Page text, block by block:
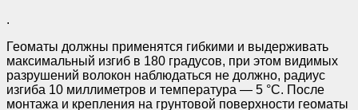
.
Геоматы должны применятся гибкими и выдерживать
максимальный изгиб в 180 градусов, при этом видимых
разрушений волокон наблюдаться не должно, радиус
изгиба 10 миллиметров и температура — 5 °С. После
монтажа и крепления на грунтовой поверхности геоматы